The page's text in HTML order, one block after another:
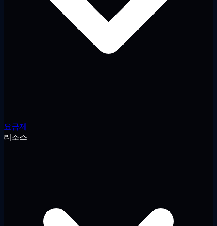
요금제
리소스